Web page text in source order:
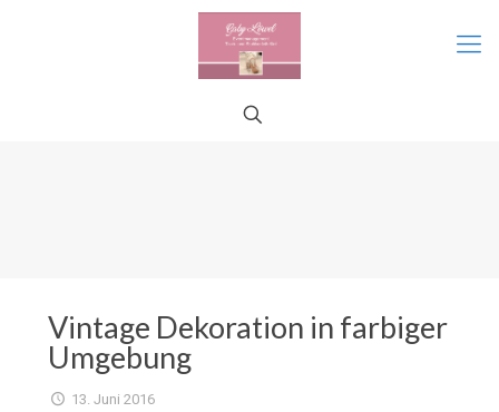
Vintage Dekoration in farbiger
Umgebung
13. Juni 2016